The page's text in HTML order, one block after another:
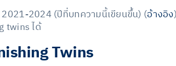
2024 (ปีที่บทความนี้เขียนขึ้น) (อ้างอิง
twins ได้
Twins